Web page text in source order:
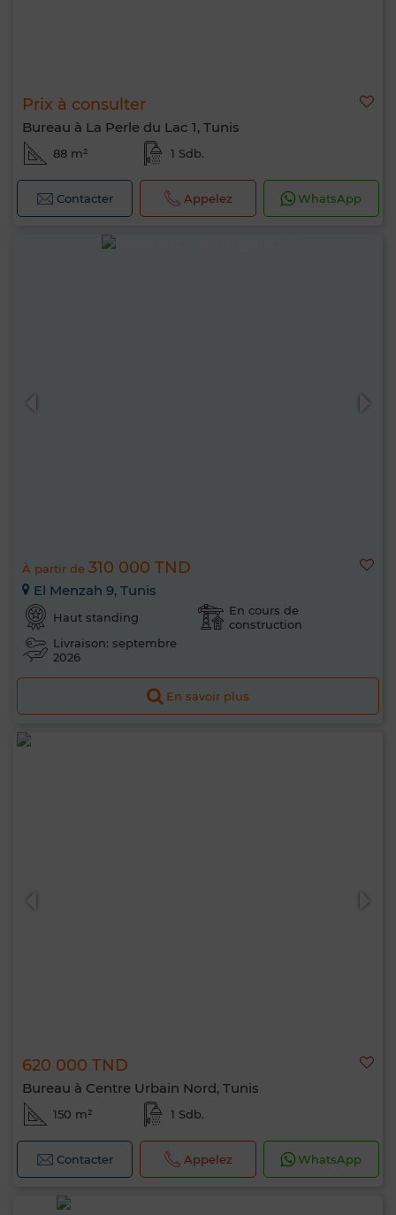
Prix à consulter
Bureau à La Perle du Lac 1, Tunis
88 m² 1 Sdb.
Contacter Appelez WhatsApp
À partir de 310 000 TND
El Menzah 9, Tunis
Haut standing
En cours de
construction
Livraison: septembre
2026
En savoir plus
620 000 TND
Bureau à Centre Urbain Nord, Tunis
150 m² 1 Sdb.
Contacter Appelez WhatsApp